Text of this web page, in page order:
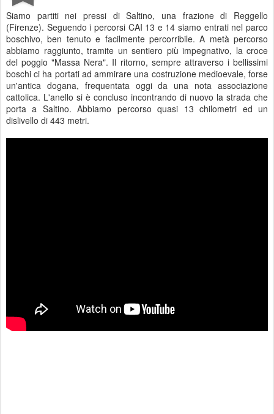
Siamo partiti nei pressi di Saltino, una frazione di Reggello
(Firenze). Seguendo i percorsi CAI 13 e 14 siamo entrati nel parco
boschivo, ben tenuto e facilmente percorribile. A metà percorso
abbiamo raggiunto, tramite un sentiero più impegnativo, la croce
del poggio "Massa Nera". Il ritorno, sempre attraverso i bellissimi
boschi ci ha portati ad ammirare una costruzione medioevale, forse
un'antica dogana, frequentata oggi da una nota associazione
cattolica. L'anello si è concluso incontrando di nuovo la strada che
porta a Saltino. Abbiamo percorso quasi 13 chilometri ed un
dislivello di 443 metri.